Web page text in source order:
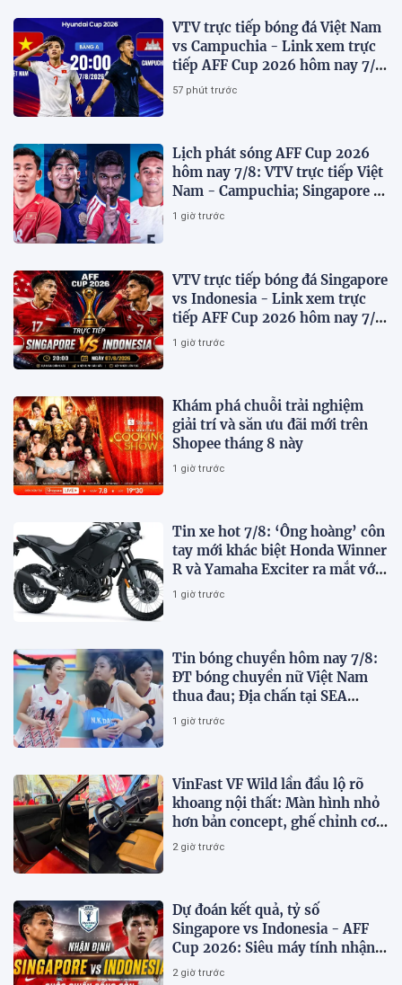
VTV trực tiếp bóng đá Việt Nam
vs Campuchia - Link xem trực
tiếp AFF Cup 2026 hôm nay 7/8
trên VTV6
57 phút trước
Lịch phát sóng AFF Cup 2026
hôm nay 7/8: VTV trực tiếp Việt
Nam - Campuchia; Singapore -
Indonesia
1 giờ trước
VTV trực tiếp bóng đá Singapore
vs Indonesia - Link xem trực
tiếp AFF Cup 2026 hôm nay 7/8
trên VTV7
1 giờ trước
Khám phá chuỗi trải nghiệm
giải trí và săn ưu đãi mới trên
Shopee tháng 8 này
1 giờ trước
Tin xe hot 7/8: ‘Ông hoàng’ côn
tay mới khác biệt Honda Winner
R và Yamaha Exciter ra mắt với
giá hấp dẫn
1 giờ trước
Tin bóng chuyền hôm nay 7/8:
ĐT bóng chuyền nữ Việt Nam
thua đau; Địa chấn tại SEA
V.Cup 2026
1 giờ trước
VinFast VF Wild lần đầu lộ rõ
khoang nội thất: Màn hình nhỏ
hơn bản concept, ghế chỉnh cơ,
chưa có HUD
2 giờ trước
Dự đoán kết quả, tỷ số
Singapore vs Indonesia - AFF
Cup 2026: Siêu máy tính nhận
định bóng đá hôm nay 7/8
2 giờ trước